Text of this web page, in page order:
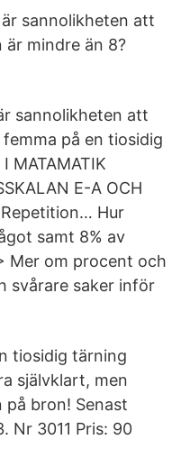
sannolikheten att
är mindre än 8?
sannolikheten att
femma på en tiosidig
MATAMATIK
E-A OCH
Repetition… Hur
samt 8% av
Mer om procent och
svårare saker inför
tiosidig tärning
självklart, men
på bron! Senast
Nr 3011 Pris: 90